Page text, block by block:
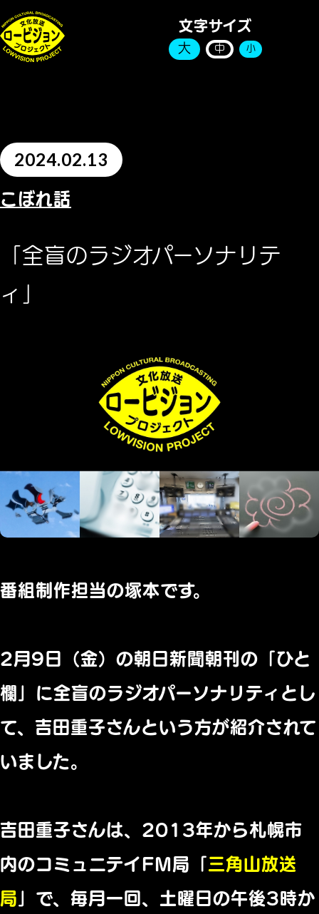
文字サイズ
大 中 小
2024.02.13
こぼれ話
「全盲のラジオパーソナリテ
ィ」
番組制作担当の塚本です。
2月9日（金）の朝日新聞朝刊の「ひと
欄」に全盲のラジオパーソナリティとし
て、吉田重子さんという方が紹介されて
いました。
吉田重子さんは、2013年から札幌市
内のコミュニテイFM局「 三角山放送
局 」で、毎月一回、土曜日の午後3時か